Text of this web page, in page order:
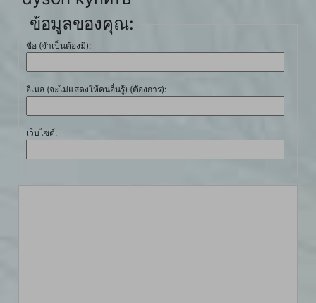
ข้อมูลของคุณ:
ชื่อ (จำเป็นต้องมี):
อีเมล (จะไม่แสดงให้คนอื่นรู้) (ต้องการ):
เว็บไซต์: